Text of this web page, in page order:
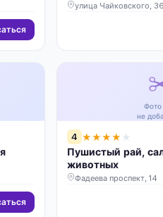
улица Чайковского, 36
не
4 ★★★★ ★
Пушистый рай,
животных
Фадеева проспект, 14